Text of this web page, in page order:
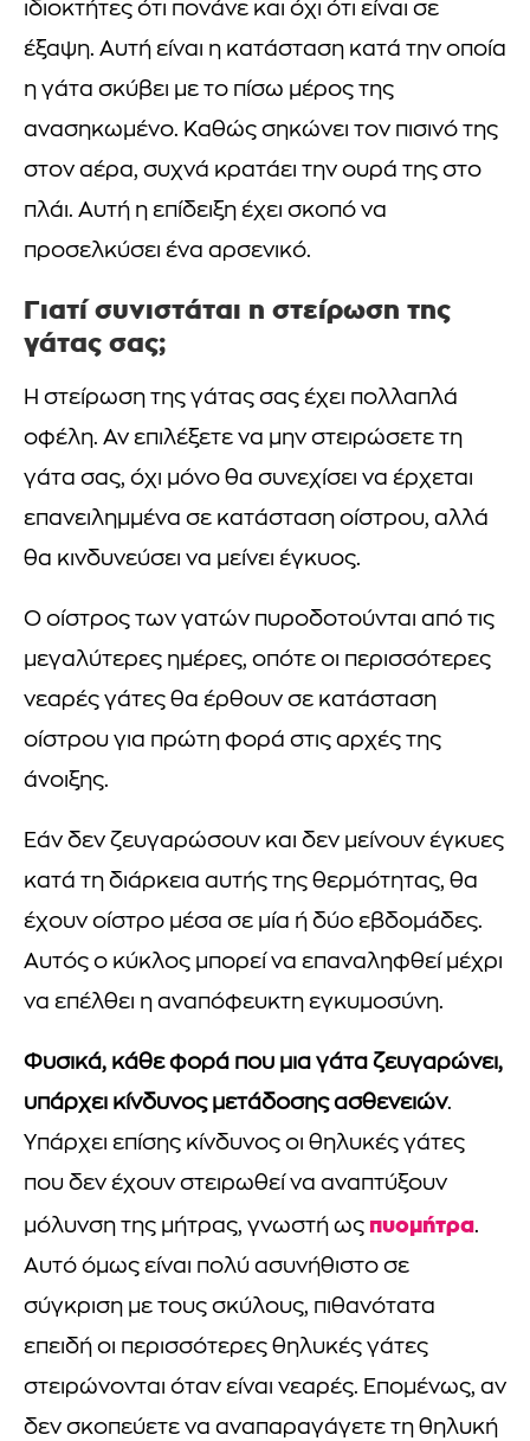
ιδιοκτήτες ότι πονάνε και όχι ότι είναι σε
έξαψη. Αυτή είναι η κατάσταση κατά την οποία
η γάτα σκύβει με το πίσω μέρος της
ανασηκωμένο. Καθώς σηκώνει τον πισινό της
στον αέρα, συχνά κρατάει την ουρά της στο
πλάι. Αυτή η επίδειξη έχει σκοπό να
προσελκύσει ένα αρσενικό.
Γιατί συνιστάται η στείρωση της
γάτας σας;
Η στείρωση της γάτας σας έχει πολλαπλά
οφέλη. Αν επιλέξετε να μην στειρώσετε τη
γάτα σας, όχι μόνο θα συνεχίσει να έρχεται
επανειλημμένα σε κατάσταση οίστρου, αλλά
θα κινδυνεύσει να μείνει έγκυος.
Ο οίστρος των γατών πυροδοτούνται από τις
μεγαλύτερες ημέρες, οπότε οι περισσότερες
νεαρές γάτες θα έρθουν σε κατάσταση
οίστρου για πρώτη φορά στις αρχές της
άνοιξης.
Εάν δεν ζευγαρώσουν και δεν μείνουν έγκυες
κατά τη διάρκεια αυτής της θερμότητας, θα
έχουν οίστρο μέσα σε μία ή δύο εβδομάδες.
Αυτός ο κύκλος μπορεί να επαναληφθεί μέχρι
να επέλθει η αναπόφευκτη εγκυμοσύνη.
Φυσικά, κάθε φορά που μια γάτα ζευγαρώνει,
υπάρχει κίνδυνος μετάδοσης ασθενειών.
Υπάρχει επίσης κίνδυνος οι θηλυκές γάτες
που δεν έχουν στειρωθεί να αναπτύξουν
μόλυνση της μήτρας, γνωστή ως πυομήτρα.
Αυτό όμως είναι πολύ ασυνήθιστο σε
σύγκριση με τους σκύλους, πιθανότατα
επειδή οι περισσότερες θηλυκές γάτες
στειρώνονται όταν είναι νεαρές. Επομένως, αν
δεν σκοπεύετε να αναπαραγάγετε τη θηλυκή